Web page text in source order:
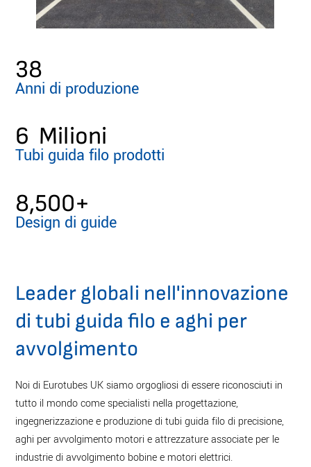
Anni di produzione
38
Tubi guida filo prodotti
6
  Milioni
Design di guide
8,500+
Leader globali nell'innovazione
di tubi guida filo e aghi per
avvolgimento
Noi di Eurotubes UK siamo orgogliosi di essere riconosciuti in
tutto il mondo come specialisti nella progettazione,
ingegnerizzazione e produzione di tubi guida filo di precisione,
aghi per avvolgimento motori e attrezzature associate per le
industrie di avvolgimento bobine e motori elettrici.